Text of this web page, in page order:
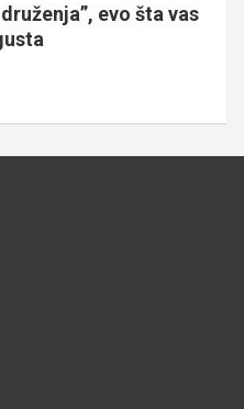
evo šta vas